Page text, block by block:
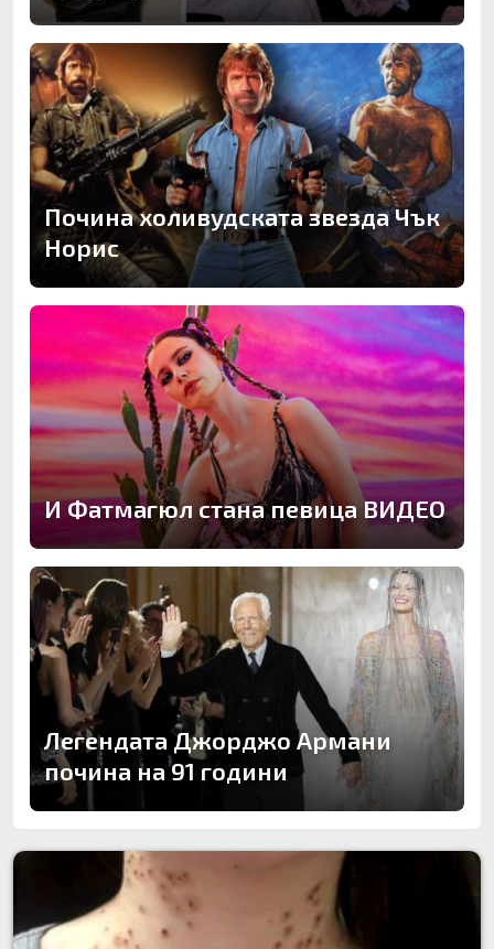
Почина холивудската звезда Чък
Норис
И Фатмагюл стана певица ВИДЕО
Легендата Джорджо Армани
почина на 91 години